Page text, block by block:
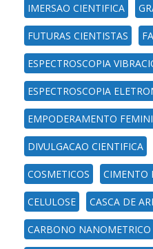
IMERSAO CIENTIFICA
FUTURAS CIENTISTAS
ESPECTROSCOPIA
ESPECTROSCOPIA
EMPODERAMENTO
DIVULGACAO CIENTIFICA
COSMETICOS CIMENTO
CELULOSE CASCA DE
CARBONO NANOMETRICO